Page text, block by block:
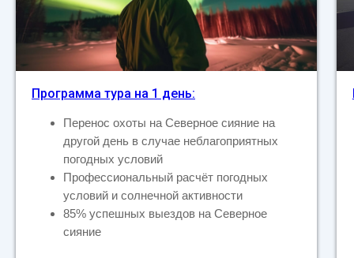
Программа тура на 1 день:
Перенос охоты на Северное сияние на
другой день в случае неблагоприятных
погодных условий
Профессиональный расчёт погодных
условий и солнечной активности
85% успешных выездов на Северное
сияние